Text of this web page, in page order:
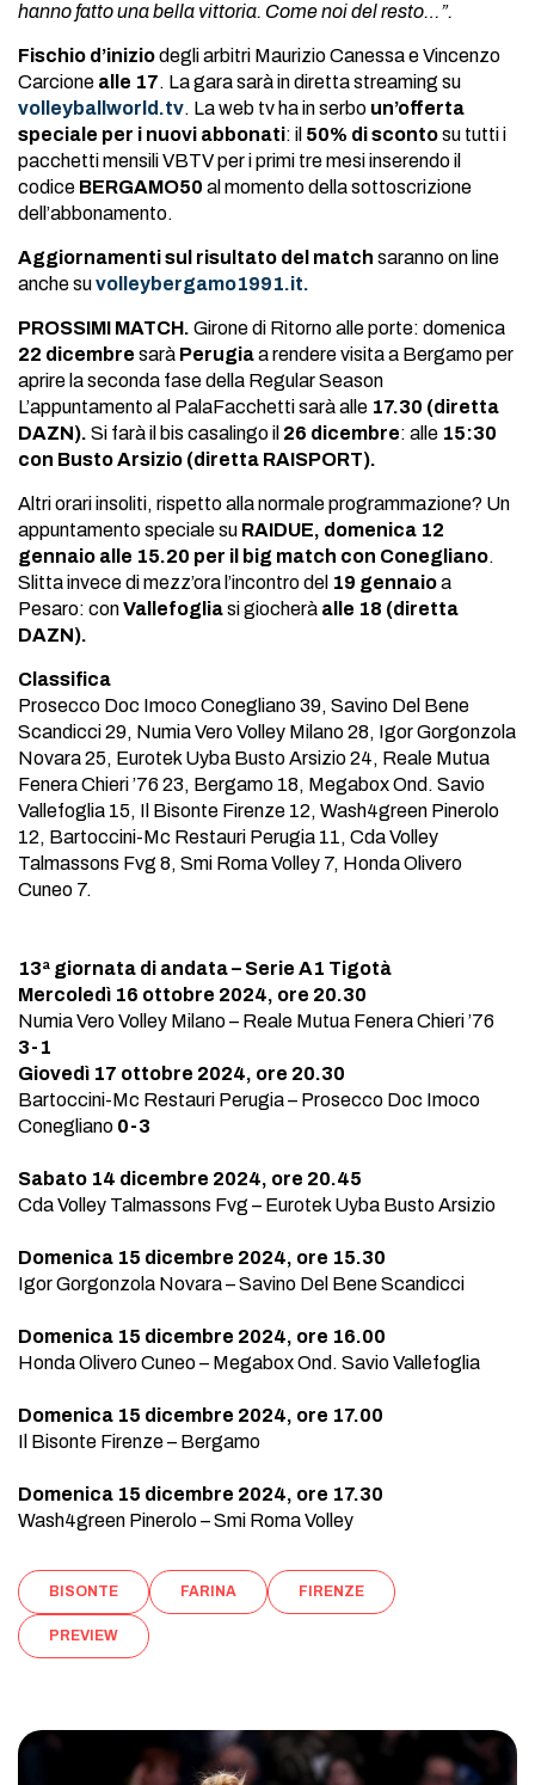
hanno fatto una bella vittoria. Come noi del resto…”.
Fischio d’iniziodegli arbitri Maurizio Canessa e Vincenzo
Carcione alle 17. La gara sarà in diretta streaming su
volleyballworld.tv. La web tv ha in serbo un’offerta
speciale per i nuovi abbonati: il 50% di scontosu tutti i
pacchetti mensili VBTV per i primi tre mesi inserendo il
codice BERGAMO50 al momento della sottoscrizione
dell’abbonamento.
Aggiornamenti sul risultato del match saranno on line
anche suvolleybergamo1991.it.
PROSSIMI MATCH. Girone di Ritorno alle porte: domenica
22 dicembre sarà Perugiaa rendere visita a Bergamo per
aprire la seconda fase della Regular Season
L’appuntamento al PalaFacchetti sarà alle 17.30 (diretta
DAZN). Si farà il bis casalingo il 26 dicembre: alle 15:30
con Busto Arsizio (diretta RAISPORT).
Altri orari insoliti, rispetto alla normale programmazione? Un
appuntamento speciale su RAIDUE, domenica 12
gennaio alle 15.20 per il big match con Conegliano.
Slitta invece di mezz’ora l’incontro del 19 gennaioa
Pesaro: conVallefogliasi giocherà alle 18 (diretta
DAZN).
Classifica
Prosecco Doc Imoco Conegliano 39, Savino Del Bene
Scandicci 29, Numia Vero Volley Milano 28, Igor Gorgonzola
Novara 25, Eurotek Uyba Busto Arsizio 24, Reale Mutua
Fenera Chieri ’76 23, Bergamo 18, Megabox Ond. Savio
Vallefoglia 15, Il Bisonte Firenze 12, Wash4green Pinerolo
12, Bartoccini-Mc Restauri Perugia 11, Cda Volley
Talmassons Fvg 8, Smi Roma Volley 7, Honda Olivero
Cuneo 7.
13ª giornata di andata – Serie A1 Tigotà
Mercoledì 16 ottobre 2024, ore 20.30
Numia Vero Volley Milano – Reale Mutua Fenera Chieri ’76
3-1
Giovedì 17 ottobre 2024, ore 20.30
Bartoccini-Mc Restauri Perugia – Prosecco Doc Imoco
Conegliano 0-3
Sabato 14 dicembre 2024, ore 20.45
Cda Volley Talmassons Fvg – Eurotek Uyba Busto Arsizio
Domenica 15 dicembre 2024, ore 15.30
Igor Gorgonzola Novara – Savino Del Bene Scandicci
Domenica 15 dicembre 2024, ore 16.00
Honda Olivero Cuneo – Megabox Ond. Savio Vallefoglia
Domenica 15 dicembre 2024, ore 17.00
Il Bisonte Firenze – Bergamo
Domenica 15 dicembre 2024, ore 17.30
Wash4green Pinerolo – Smi Roma Volley
BISONTE FARINA FIRENZE
PREVIEW